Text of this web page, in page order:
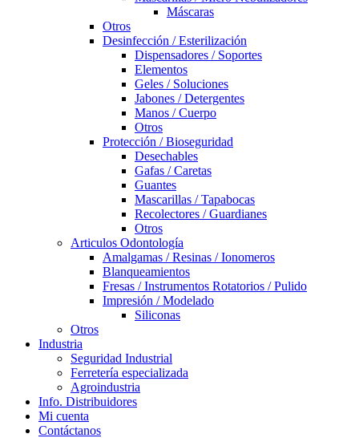
Máscaras
Otros
Desinfección / Esterilización
Dispensadores / Soportes
Elementos
Geles / Soluciones
Jabones / Detergentes
Manos / Cuerpo
Otros
Protección / Bioseguridad
Desechables
Gafas / Caretas
Guantes
Mascarillas / Tapabocas
Recolectores / Guardianes
Otros
Articulos Odontología
Amalgamas / Resinas / Ionomeros
Blanqueamientos
Fresas / Instrumentos Rotatorios / Pulido
Impresión / Modelado
Siliconas
Otros
Industria
Seguridad Industrial
Ferretería especializada
Agroindustria
Info. Distribuidores
Mi cuenta
Contáctanos